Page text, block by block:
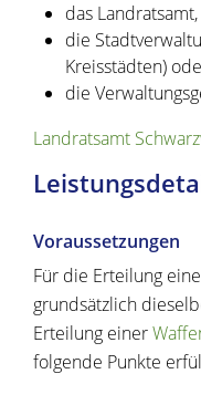
das Landratsamt,
die
Kreisstädten)
die
Landratsamt
Voraussetzungen
Für die Erteilung
grundsätzlich
Erteilung einer
folgende Punkte